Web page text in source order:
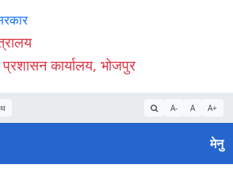
कार्यालय, भोजपुर
A- A A+
मेनु